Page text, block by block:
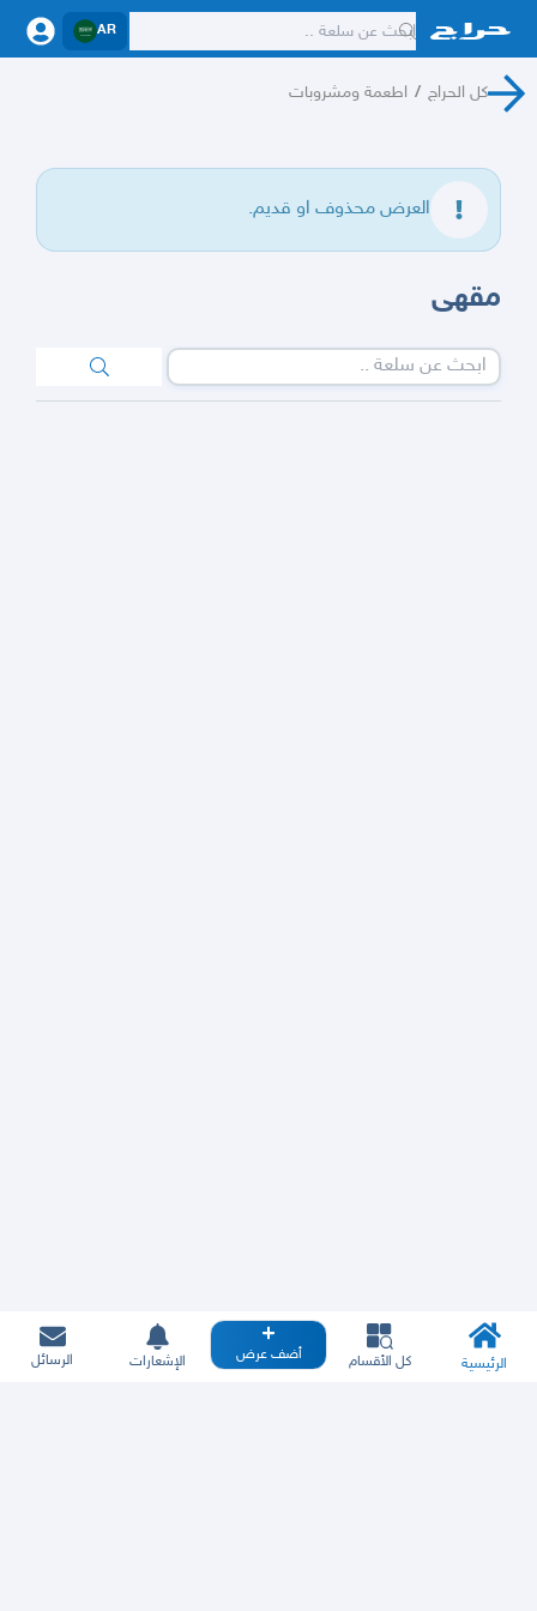
AR
كل الحراج / اطعمة ومشروبات
العرض محذوف او قديم.
مقهى
الرئيسية كل الأقسام أضف عرض الإشعارات الرسائل